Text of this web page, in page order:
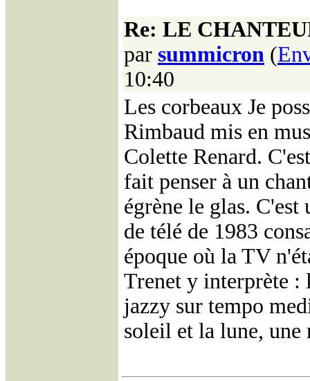
Re: LE
par summicron (
10:40
Les corbeaux Je
Rimbaud mis en
Colette Renard.
fait penser à un
égrène le glas.
de télé de 1983
époque où la TV
Trenet y interprète :
jazzy sur tempo
soleil et la lune,